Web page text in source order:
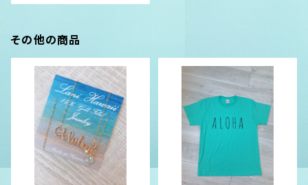
その他の商品